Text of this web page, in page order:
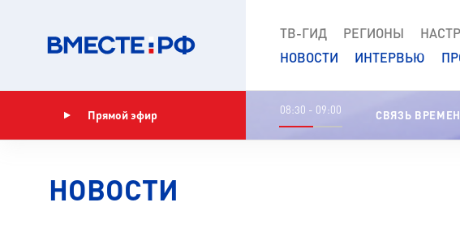
ТВ-ГИД РЕГИОНЫ
НОВОСТИ
ИНТЕРВЬЮ
Прямой эфир 08:30 - 09:00 СВЯЗЬ ВРЕМЕН
НОВОСТИ